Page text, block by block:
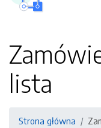
lista
Strona główna